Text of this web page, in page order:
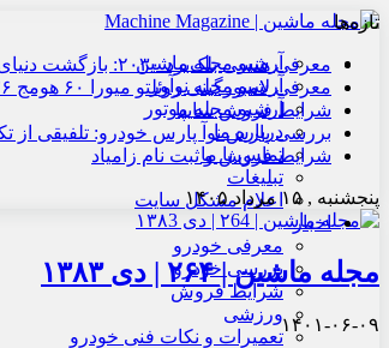
آرشیو مجله ماشین
آرشیو مجله نوآور
آرشیو مجله موتور
درباره ما
تماس با ما
تبلیغات
اعلام مشکل سایت
اخبار
معرفی خودرو
بررسی خودرو
شرایط فروش
ورزشی
تعمیرات و نکات فنی خودرو
تازه‌ها
معرفی هنسی بلک‌برد ۲۰۳۰: بازگشت دنیای آنالوگ
معرفی لامبورگینی روئلتو میورا ۶۰ هومج ۲۰۲۶: پرچم‌دار هیبریدی
شرایط فروش سایپا
بررسی پارس نوآ پارس خودرو: تلفیقی از
شرایط فروش و ثبت نام زامیاد
پنجشنبه , ۱۵ مرداد ۱۴۰۵
مجله ماشین | ۲۶۴ | دی ۱۳۸۳
۱۴۰۱-۰۶-۰۹